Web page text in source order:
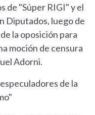
de "Súper RIGI" y el
Diputados, luego de
la oposición para
moción de censura
Adorni.
de la